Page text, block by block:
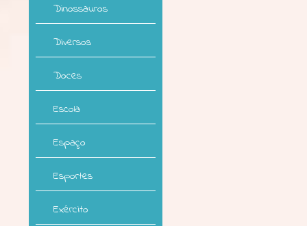
Dinossauros
Diversos
Doces
Escola
Espaço
Esportes
Exército